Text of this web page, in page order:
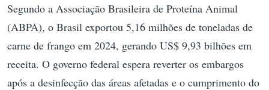
Segundo a Associação Brasileira de Proteína Animal
(ABPA), o Brasil exportou 5,16 milhões de toneladas de
carne de frango em 2024, gerando US$ 9,93 bilhões em
receita. O governo federal espera reverter os embargos
após a desinfecção das áreas afetadas e o cumprimento do